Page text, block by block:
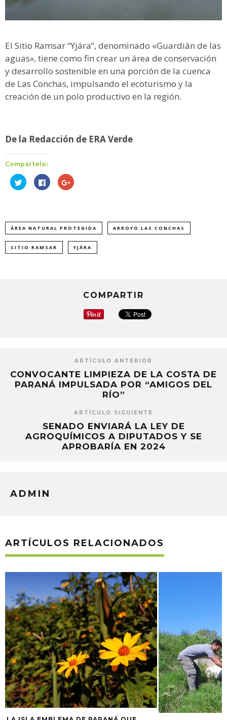
El Sitio Ramsar “Yjára”, denominado «Guardián de las
aguas», tiene como fin crear un área de conservación
y desarrollo sostenible en una porción de la cuenca
de Las Conchas, impulsando el ecoturismo y la
creación de un polo productivo en la región.
De la Redacción de ERA Verde
Compártelo:
Haz
clic
abre
en
una
ventana
nueva)
Haz
clic
abre
en
una
ventana
nueva)
Haz
clic
abre
en
una
ventana
nueva)
ÁREA NATURAL PROTEGIDA ARROYO LAS CONCHAS
SITIO RAMSAR YJÁRA
COMPARTIR
ARTÍCULO ANTERIOR
CONVOCANTE LIMPIEZA DE LA COSTA DE
PARANÁ IMPULSADA POR “AMIGOS DEL
RÍO”
ARTÍCULO SIGUIENTE
SENADO ENVIARÁ LA LEY DE
AGROQUÍMICOS A DIPUTADOS Y SE
APROBARÍA EN 2024
ADMIN
ARTÍCULOS RELACIONADOS